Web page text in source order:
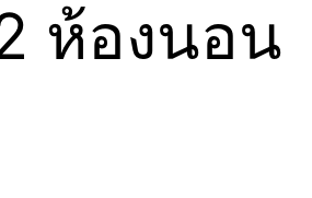
ห้องนอน